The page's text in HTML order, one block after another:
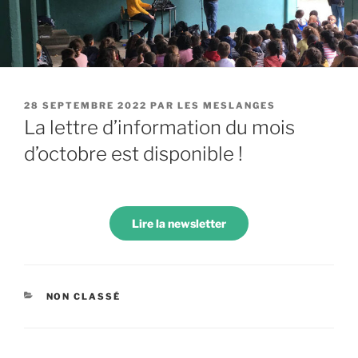
PUBLIÉ
LE
28 SEPTEMBRE 2022 PAR LES MESLANGES
La lettre d’information du mois
d’octobre est disponible !
Lire la newsletter
CATÉGORIES
NON CLASSÉ